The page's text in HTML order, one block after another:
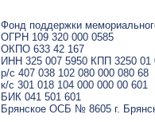
Фонд поддержки
ОГРН 109 320 000 0585
ОКПО 633 42 167
ИНН 325 007 5950 КПП 3250 01
р/с 407 038 102 080 000 080 68
к/с 301 018 104 000 000 00 601
БИК 041 501 601
Брянское ОСБ № 8605 г.